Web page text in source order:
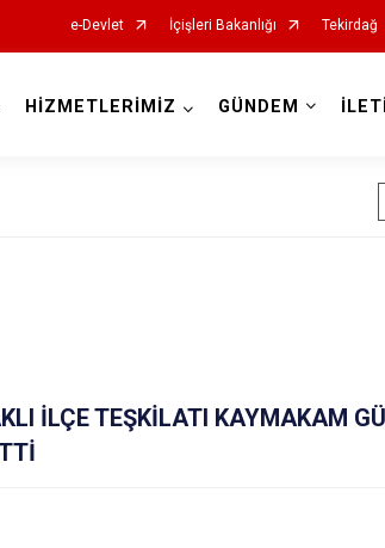
e-Devlet İçişleri Bakanlığı Tekirdağ
HİZMETLERİMİZ GÜNDEM
İLÇE TEŞKİLATI KAYMAKAM